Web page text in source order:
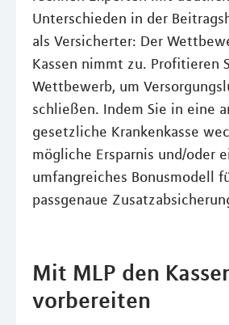
Unterschieden in der
als Versicherter: Der
Kassen nimmt zu. Profitieren
Wettbewerb, um
schließen. Indem Sie in eine
gesetzliche Krankenkasse
mögliche Ersparnis und/oder
umfangreiches Bonusmodell
passgenaue
Mit MLP den
vorbereiten